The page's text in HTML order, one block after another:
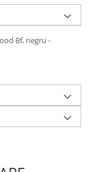
Bf, negru -